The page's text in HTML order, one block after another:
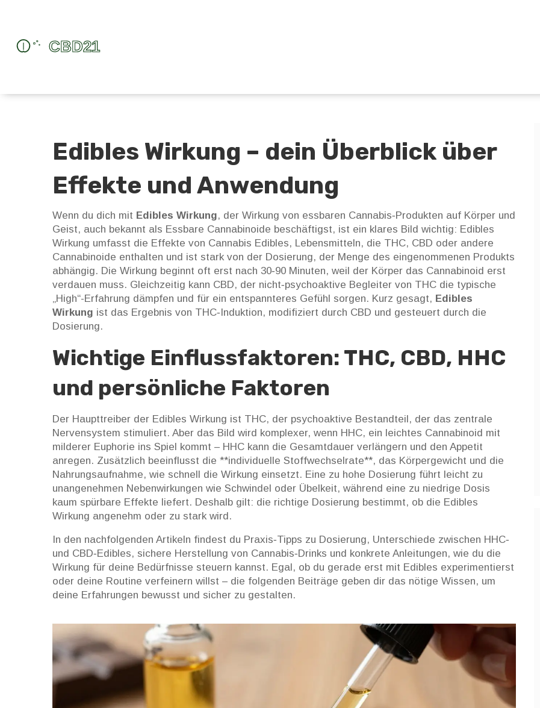
Edibles Wirkung – dein Überblick über
Effekte und Anwendung
Wenn du dich mit Edibles Wirkung, der Wirkung von essbaren Cannabis‑Produkten auf Körper und
Geist, auch bekannt als Essbare Cannabinoide beschäftigst, ist ein klares Bild wichtig: Edibles
Wirkung umfasst die Effekte von Cannabis Edibles, Lebensmitteln, die THC, CBD oder andere
Cannabinoide enthalten und ist stark von der Dosierung, der Menge des eingenommenen Produkts
abhängig. Die Wirkung beginnt oft erst nach 30‑90 Minuten, weil der Körper das Cannabinoid erst
verdauen muss. Gleichzeitig kann CBD, der nicht‑psychoaktive Begleiter von THC die typische
„High“-Erfahrung dämpfen und für ein entspannteres Gefühl sorgen. Kurz gesagt, Edibles
Wirkung ist das Ergebnis von THC‑Induktion, modifiziert durch CBD und gesteuert durch die
Dosierung.
Wichtige Einflussfaktoren: THC, CBD, HHC
und persönliche Faktoren
Der Haupttreiber der Edibles Wirkung ist THC, der psychoaktive Bestandteil, der das zentrale
Nervensystem stimuliert. Aber das Bild wird komplexer, wenn HHC, ein leichtes Cannabinoid mit
milderer Euphorie ins Spiel kommt – HHC kann die Gesamtdauer verlängern und den Appetit
anregen. Zusätzlich beeinflusst die **individuelle Stoffwechselrate**, das Körpergewicht und die
Nahrungsaufnahme, wie schnell die Wirkung einsetzt. Eine zu hohe Dosierung führt leicht zu
unangenehmen Nebenwirkungen wie Schwindel oder Übelkeit, während eine zu niedrige Dosis
kaum spürbare Effekte liefert. Deshalb gilt: die richtige Dosierung bestimmt, ob die Edibles
Wirkung angenehm oder zu stark wird.
In den nachfolgenden Artikeln findest du Praxis‑Tipps zu Dosierung, Unterschiede zwischen HHC‑
und CBD‑Edibles, sichere Herstellung von Cannabis‑Drinks und konkrete Anleitungen, wie du die
Wirkung für deine Bedürfnisse steuern kannst. Egal, ob du gerade erst mit Edibles experimentierst
oder deine Routine verfeinern willst – die folgenden Beiträge geben dir das nötige Wissen, um
deine Erfahrungen bewusst und sicher zu gestalten.